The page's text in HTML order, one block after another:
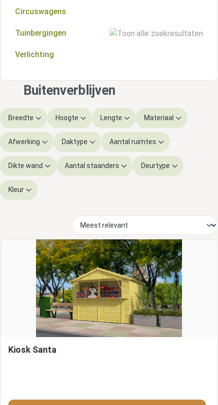
Circuswagens
Tuinbergingen
Houten tuinbergingen
Metalen tuinbergingen
Verlichting
Buitenverblijven
Breedte Hoogte Lengte Materiaal
Afwerking Daktype Aantal ruimtes
Dikte wand Aantal staanders Deurtype
Kleur
Kiosk Santa